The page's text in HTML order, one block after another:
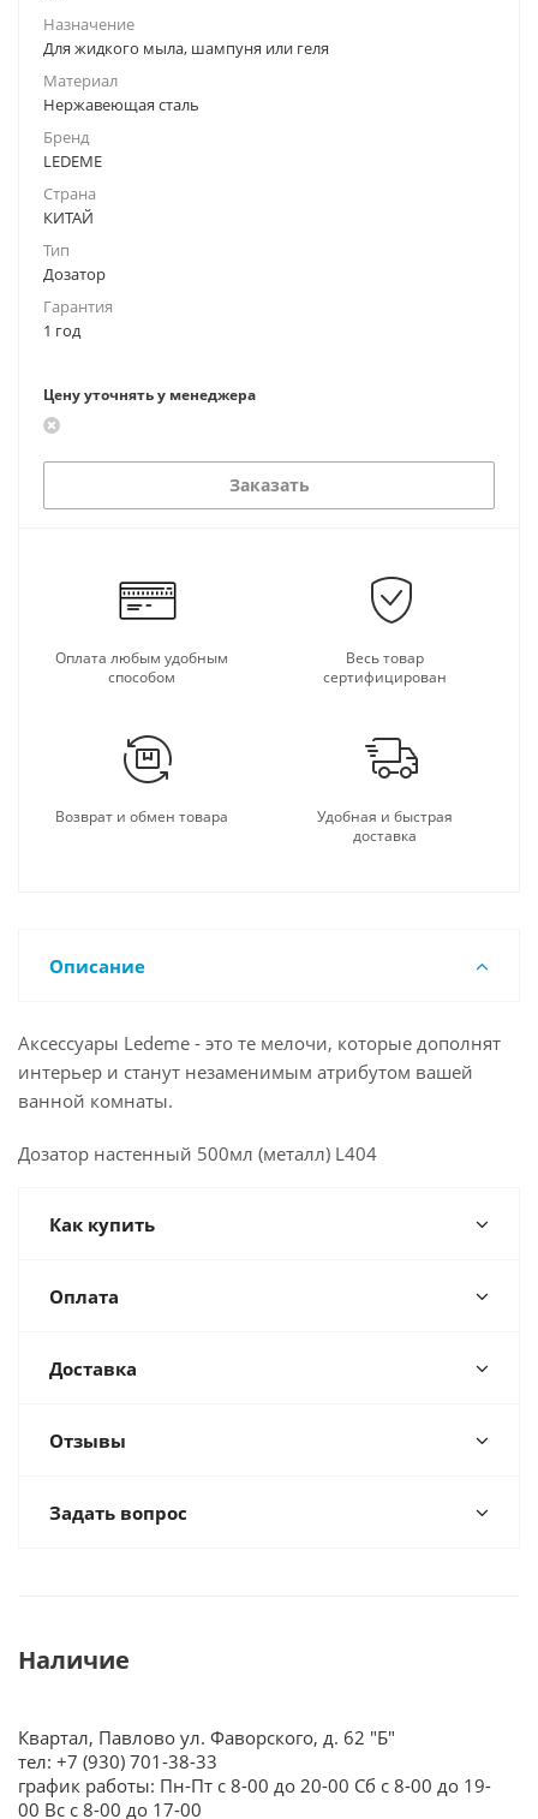
Назначение
Для жидкого мыла, шампуня или геля
Материал
Нержавеющая сталь
Бренд
LEDEME
Страна
КИТАЙ
Тип
Дозатор
Гарантия
1 год
Цену уточнять у менеджера
Заказать
Оплата любым удобным
способом
Весь товар
сертифицирован
Возврат и обмен товара
Удобная и быстрая
доставка
Описание
Аксессуары Ledeme - это те мелочи, которые дополнят
интерьер и станут незаменимым атрибутом вашей
ванной комнаты.
Дозатор настенный 500мл (металл) L404
Как купить
Оплата
Доставка
Отзывы
Задать вопрос
Наличие
Квартал, Павлово ул. Фаворского, д. 62 "Б"
тел: +7 (930) 701-38-33
график работы: Пн-Пт с 8-00 до 20-00 Сб с 8-00 до 19-
00 Вс с 8-00 до 17-00